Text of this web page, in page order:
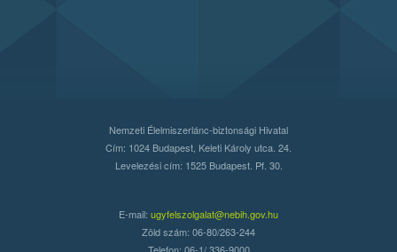
Nemzeti Élelmiszerlánc-biztonsági Hivatal
Cím: 1024 Budapest, Keleti Károly utca. 24.
Levelezési cím: 1525 Budapest. Pf. 30.
E-mail: ugyfelszolgalat@nebih.gov.hu
Zöld szám: 06-80/263-244
Telefon: 06-1/ 336-9000